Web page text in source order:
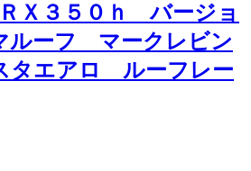
Ｘ３５０ｈ バージョ
ーフ マークレビン
タエアロ ルーフレー